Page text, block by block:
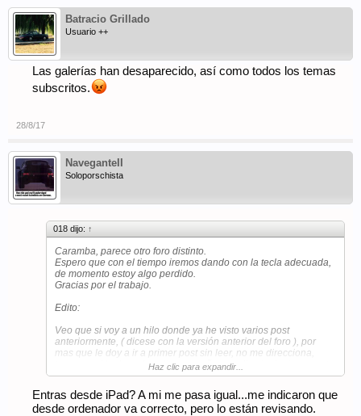
Batracio Grillado
Usuario ++
Las galerías han desaparecido, así como todos los temas
subscritos.
28/8/17
NaveganteII
Soloporschista
018 dijo: ↑
Caramba, parece otro foro distinto.
Espero que con el tiempo iremos dando con la tecla adecuada,
de momento estoy algo perdido.
Gracias por el trabajo.
Edito:
Veo que si voy a un hilo donde ya he visto varios post
anteriormente, ( dicese con la versión anterior del foro ), por
mas que le doy a ir a primer post sin leer, no me direcciona,
tampoco si le doy a la volita pequeña que dice ir al primer post
sin leer.
nuevo foro, seguiré observando.
Haz clic para expandir...
Entras desde iPad? A mi me pasa igual...me indicaron que
desde ordenador va correcto, pero lo están revisando.